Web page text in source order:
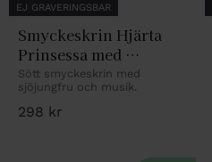
EJ GRAVERINGSBAR
Smyckeskrin Hjärta
Prinsessa med
sjöjungfrudekor
Sött smyckeskrin med
sjöjungfru och musik.
298 kr